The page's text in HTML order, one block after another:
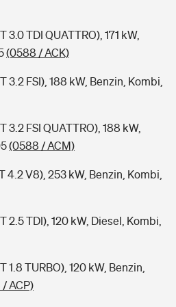
TDI QUATTRO), 171 kW,
(0588 / ACK)
3.2 FSI), 188 kW, Benzin, Kombi,
3.2 FSI QUATTRO), 188 kW,
(0588 / ACM)
4.2 V8), 253 kW, Benzin, Kombi,
2.5 TDI), 120 kW, Diesel, Kombi,
TURBO), 120 kW, Benzin,
ACP)